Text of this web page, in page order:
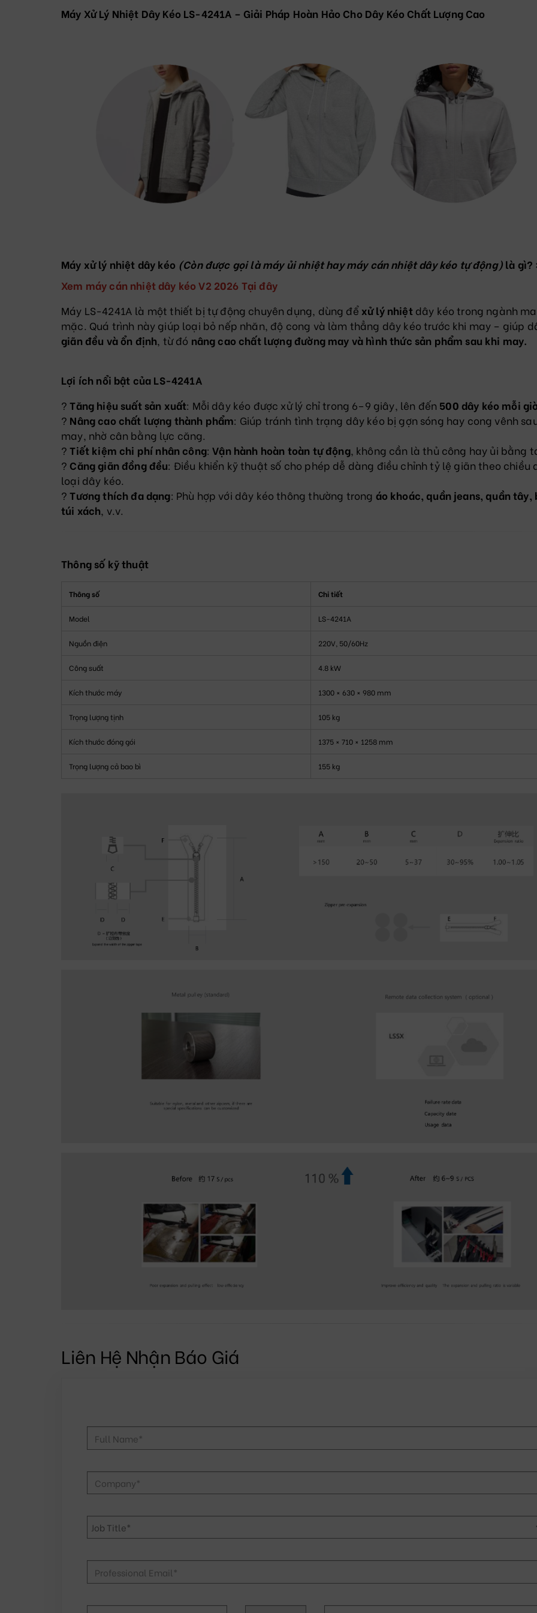
Máy Xử Lý Nhiệt Dây Kéo LS-4241A – Giải Pháp Hoàn Hảo Cho Dây Kéo Chất Lượng Cao
Máy xử lý nhiệt dây kéo (Còn được gọi là máy ủi nhiệt hay máy cán nhiệt dây kéo tự động)là gì?
Xem máy cán nhiệt dây kéo V2 2026 Tại đây
Máy LS-4241A là một thiết bị tự động chuyên dụng, dùng để xử lý nhiệtdây kéo trong ngành
mặc. Quá trình này giúp loại bỏ nếp nhăn, độ cong và làm thẳng dây kéo trước khi may – giúp
giãn đều và ổn định, từ đó nâng cao chất lượng đường may và hình thức sản phẩm sau khi may.
Lợi ích nổi bật của LS-4241A
?Tăng hiệu suất sản xuất: Mỗi dây kéo được xử lý chỉ trong 6–9 giây, lên đến 500 dây kéo mỗi
? Nâng cao chất lượng thành phẩm: Giúp tránh tình trạng dây kéo bị gợn sóng hay cong vênh
may, nhờ cân bằng lực căng.
?Tiết kiệm chi phí nhân công:Vận hành hoàn toàn tự động, không cần là thủ công hay ủi bằng
? Căng giãn đồng đều: Điều khiển kỹ thuật số cho phép dễ dàng điều chỉnh tỷ lệ giãn theo chiều
loại dây kéo.
?Tương thích đa dạng: Phù hợp với dây kéo thông thường trong áo khoác, quần jeans, quần tây,
túi xách, v.v.
Thông số kỹ thuật
Thông số Chi tiết
Model LS-4241A
Nguồn điện 220V, 50/60Hz
Công suất 4.8 kW
Kích thước máy 1300 × 630 × 980 mm
Trọng lượng tịnh 105 kg
Kích thước đóng gói 1375 × 710 × 1258 mm
Trọng lượng cả bao bì 155 kg
Liên Hệ Nhận Báo Giá